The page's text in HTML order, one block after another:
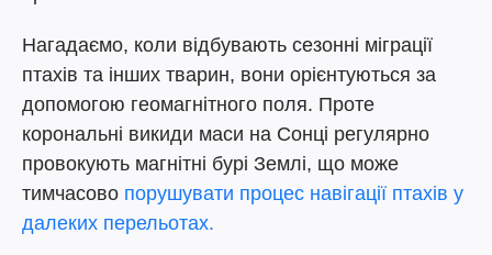
Нагадаємо, коли відбувають сезонні міграції
птахів та інших тварин, вони орієнтуються за
допомогою геомагнітного поля. Проте
корональні викиди маси на Сонці регулярно
провокують магнітні бурі Землі, що може
тимчасово порушувати процес навігації птахів у
далеких перельотах.